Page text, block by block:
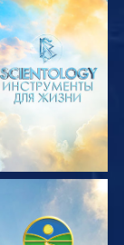
СМОТРЕТЬ